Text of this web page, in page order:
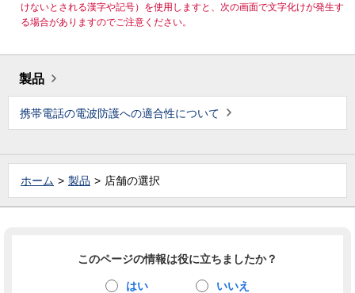
けないとされる漢字や記号）を使用しますと、次の画面で文字化けが発生す
る場合がありますのでご注意ください。
製品
携帯電話の電波防護への適合性について
ホーム 製品 店舗の選択
このページの情報は役に立ちましたか？
はい いいえ